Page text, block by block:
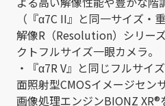
（『α7C II』と同一サイズ・
解像R（Resolution）シリー
クトフルサイズ一眼カメラ。
・『α7R V』と同じフルサイ
面照射型CMOSイメージセン
画像処理エンジンBIONZ